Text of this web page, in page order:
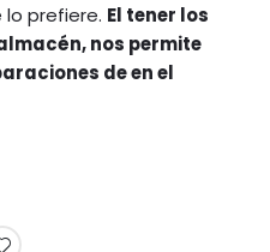
lo prefiere. El tener los
nos permite
de en el